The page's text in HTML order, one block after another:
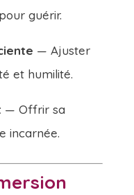
guérir.
— Ajuster
et humilité.
— Offrir sa
incarnée.